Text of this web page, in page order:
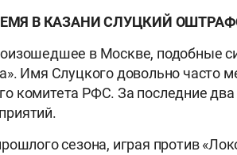
В КАЗАНИ СЛУЦКИЙ
в Москве, подобные
Имя Слуцкого довольно часто
комитета РФС. За последние
сезона, играя против